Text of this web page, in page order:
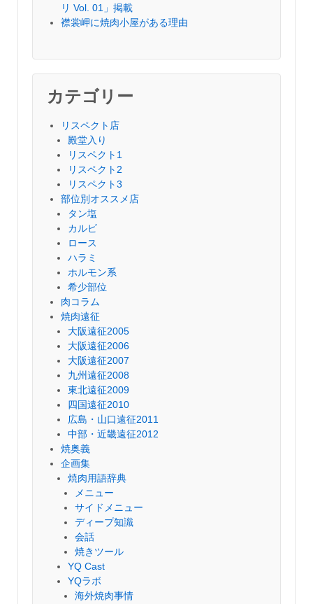
リ Vol. 01」掲載
襟裳岬に焼肉小屋がある理由
カテゴリー
リスペクト店
殿堂入り
リスペクト1
リスペクト2
リスペクト3
部位別オススメ店
タン塩
カルビ
ロース
ハラミ
ホルモン系
希少部位
肉コラム
焼肉遠征
大阪遠征2005
大阪遠征2006
大阪遠征2007
九州遠征2008
東北遠征2009
四国遠征2010
広島・山口遠征2011
中部・近畿遠征2012
焼奥義
企画集
焼肉用語辞典
メニュー
サイドメニュー
ディープ知識
会話
焼きツール
YQ Cast
YQラボ
海外焼肉事情